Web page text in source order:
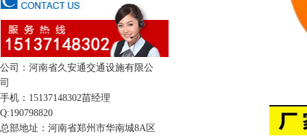
公司：河南省久安通交通设施有限公
司
手机：15137148302苗经理
Q:190798820
总部地址：河南省郑州市华南城8A区